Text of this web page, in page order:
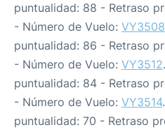
puntualidad: 88 - Retraso
- Número de Vuelo: VY3508
puntualidad: 86 - Retraso
- Número de Vuelo: VY3512
puntualidad: 84 - Retraso
- Número de Vuelo: VY3514
puntualidad: 70 - Retraso